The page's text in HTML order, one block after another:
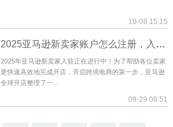
10-08 15:15
2025亚马逊新卖家账户怎么注册，入驻流程步骤解析
2025年亚马逊新卖家入驻正在进行中！为了帮助各位卖家
更快速高效地完成开店，开启跨境电商的第一步，亚马逊
全球开店整理了一...
09-29 08:51